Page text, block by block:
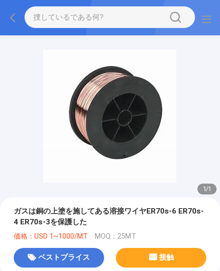
1/1
ガスは銅の上塗を施してある溶接ワイヤER70s-6 ER70s-
4 ER70s-3を保護した
価格：USD 1~1000/MT MOQ：25MT
ベストプライス 接触